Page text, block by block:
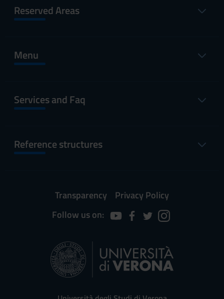
Reserved Areas
Menu
Services and Faq
Reference structures
Transparency
Privacy Policy
Follow us on: